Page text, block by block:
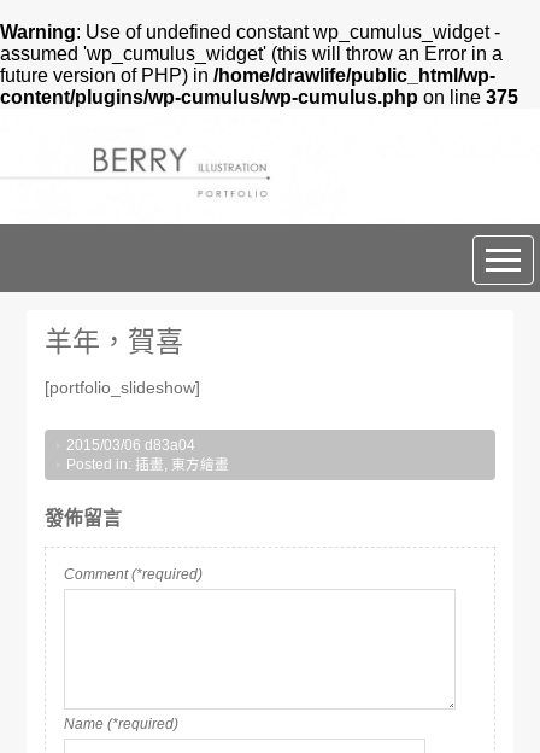
Warning: Use of undefined constant wp_cumulus_widget -
assumed 'wp_cumulus_widget' (this will throw an Error in a
future version of PHP) in /home/drawlife/public_html/wp-
content/plugins/wp-cumulus/wp-cumulus.php on line 375
羊年，賀喜
[portfolio_slideshow]
2015/03/06 d83a04
Posted in: 插畫 東方繪畫
發佈留言
Comment (*required)
Name (*required)